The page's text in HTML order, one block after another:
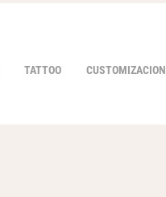
TATTOO CUSTOMIZACION